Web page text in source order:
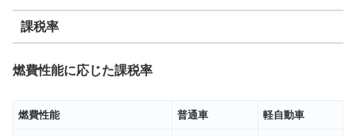
課税率
燃費性能に応じた課税率
燃費性能 普通車 軽自動車